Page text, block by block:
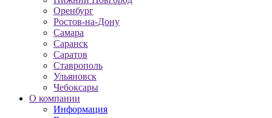
Оренбург
Ростов-на-Дону
Самара
Саранск
Саратов
Ставрополь
Ульяновск
Чебоксары
О компании
Информация